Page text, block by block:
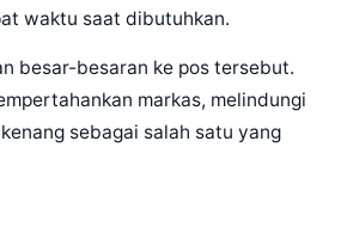
waktu saat dibutuhkan.
besar-besaran ke pos tersebut.
markas, melindungi
sebagai salah satu yang